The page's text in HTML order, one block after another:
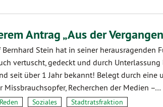
Antrag „Aus der
Bernhard Stein hat in seiner herausragenden
vertuscht, gedeckt und durch Unterlassung
seit über 1 Jahr bekannt! Belegt durch eine
Missbrauchsopfer, Recherchen der Medien –…
Reden Soziales Stadtratsfraktion